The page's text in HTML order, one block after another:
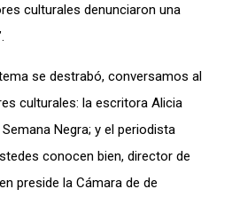
culturales denunciaron una
se destrabó, conversamos al
culturales: la escritora Alicia
Negra; y el periodista
conocen bien, director de
preside la Cámara de de